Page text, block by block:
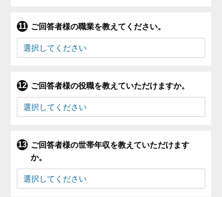
ご回答者様の職業を教えてください。
ご回答者様の役職を教えていただけますか。
ご回答者様の世帯年収を教えていただけます
か。